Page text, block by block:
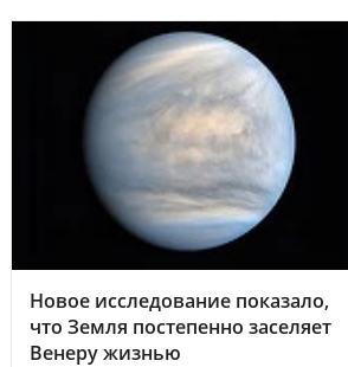
Новое исследование показало,
что Земля постепенно заселяет
Венеру жизнью